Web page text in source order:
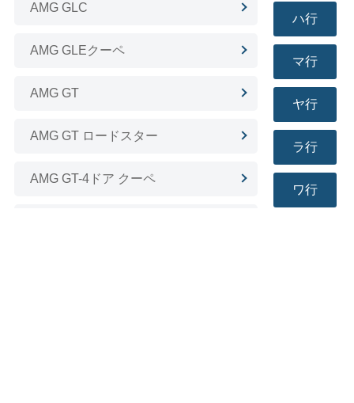
ハ行
マ行
ヤ行
ラ行
ワ行
AMG GLC
AMG GLEクーペ
AMG GT
AMG GT ロードスター
AMG GT-4ドア クーペ